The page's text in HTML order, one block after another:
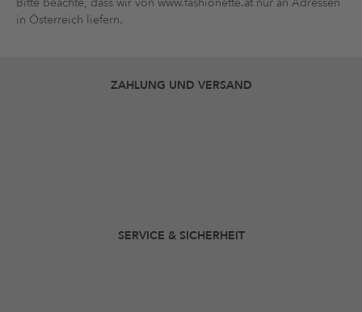
in Österreich liefern.
ZAHLUNG UND VERSAND
SERVICE & SICHERHEIT